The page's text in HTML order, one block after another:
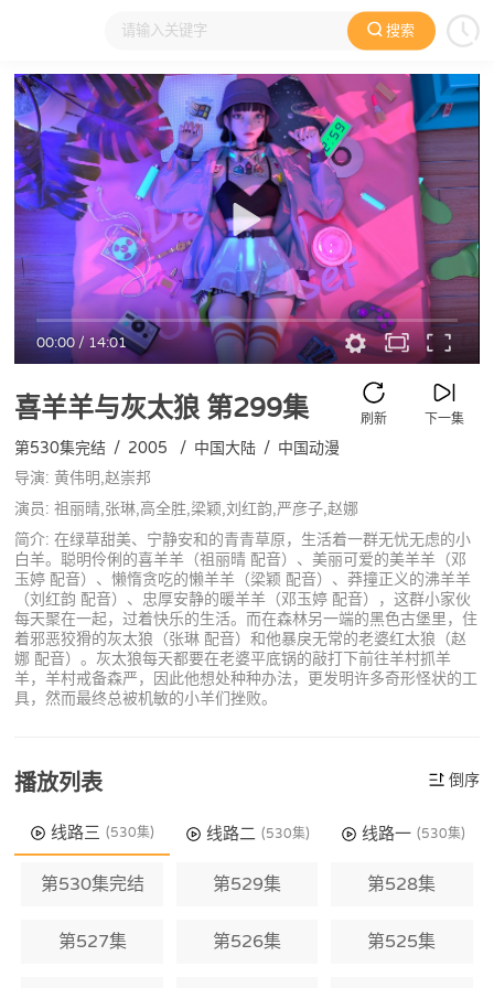
搜索
大家在看 日本动漫 国产动漫 欧美动漫 动漫电影
00:00/14:01
喜羊羊与灰太狼第299集 下一集
刷新
第530集完结 / 2005 / 中国大陆 / 中国动漫
导演: 黄伟明,赵崇邦
演员: 祖丽晴,张琳,高全胜,梁颖,刘红韵,严彦子,赵娜
简介: 在绿草甜美、宁静安和的青青草原，生活着一群无忧无虑的小
白羊。聪明伶俐的喜羊羊（祖丽晴 配音）、美丽可爱的美羊羊（邓
玉婷 配音）、懒惰贪吃的懒羊羊（梁颖 配音）、莽撞正义的沸羊羊
（刘红韵 配音）、忠厚安静的暖羊羊（邓玉婷 配音），这群小家伙
每天聚在一起，过着快乐的生活。而在森林另一端的黑色古堡里，住
着邪恶狡猾的灰太狼（张琳 配音）和他暴戾无常的老婆红太狼（赵
娜 配音）。灰太狼每天都要在老婆平底锅的敲打下前往羊村抓羊
羊，羊村戒备森严，因此他想处种种办法，更发明许多奇形怪状的工
具，然而最终总被机敏的小羊们挫败。
播放列表 倒序
线路三 (530集) 线路二 (530集) 线路一 (530集)
第530集完结 第529集 第528集
第527集 第526集 第525集